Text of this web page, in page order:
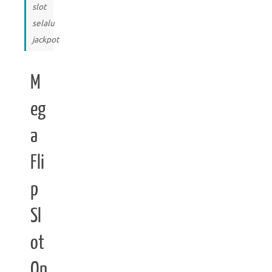
slot
selalu
jackpot
M
eg
a
Fli
p
Sl
ot